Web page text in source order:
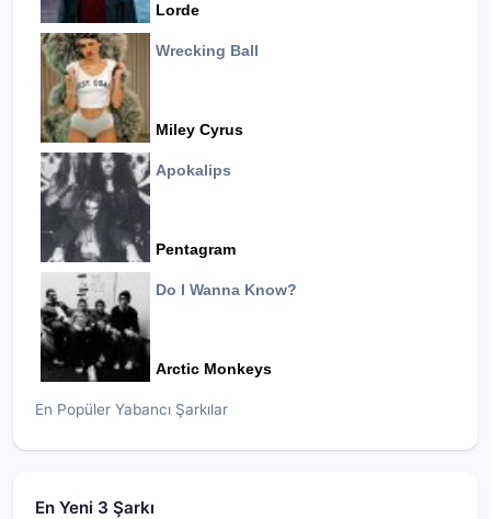
Lorde
Wrecking Ball
Miley Cyrus
Apokalips
Pentagram
Do I Wanna Know?
Arctic Monkeys
En Popüler Yabancı Şarkılar
En Yeni 3 Şarkı